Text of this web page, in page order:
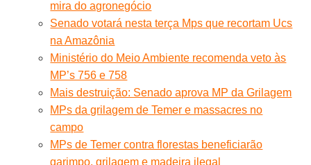
mira do agronegócio
Senado votará nesta terça Mps que recortam Ucs
na Amazônia
Ministério do Meio Ambiente recomenda veto às
MP’s 756 e 758
Mais destruição: Senado aprova MP da Grilagem
MPs da grilagem de Temer e massacres no
campo
MPs de Temer contra florestas beneficiarão
garimpo, grilagem e madeira ilegal